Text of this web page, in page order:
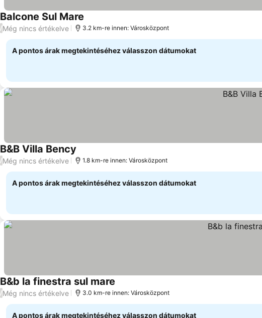
Balcone Sul Mare
/Még nincs értékelve 3.2 km-re innen: Városközpont
A pontos árak megtekintéséhez válasszon dátumokat
B&B Villa BencyÁrak megjelenítése
/Még nincs értékelve 1.8 km-re innen: Városközpont
A pontos árak megtekintéséhez válasszon dátumokat
B&b la finestra sul mare
/Még nincs értékelve 3.0 km-re innen: Városközpont
A pontos árak megtekintéséhez válasszon dátumokat